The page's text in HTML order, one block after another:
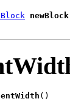
newBlock
()